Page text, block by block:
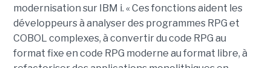
modernisation sur IBM i. « Ces fonctions aident les
développeurs à analyser des programmes RPG et
COBOL complexes, à convertir du code RPG au
format fixe en code RPG moderne au format libre, à